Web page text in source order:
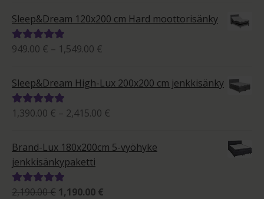
5.00
/ 5
-
Sleep&Dream 120x200 cm Hard moottorisänky
Arvostelu
5.00
/ 5
949.00 € – 1,549.00 €
Sleep&Dream High-Lux 200x200 cm jenkkisänky
Arvostelu
1,390.00 € – 2,415.00 €
-
2,415.00 €
Brand-Lux 180x200cm 5-vyöhyke
jenkkisänkypaketti
Arvostelu
2,190.00€ Alkuperäinen
1,190.00 €